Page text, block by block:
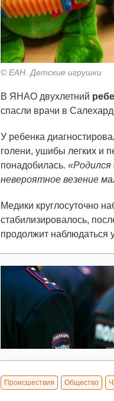
© ЕАН. Детские игрушки
В ЯНАО двухлетний
спасли врачи в
У ребенка
голени, ушибы легких и
понадобилась. «Родился
невероятное везение
Медики круглосуточно
стабилизировалось,
продолжит наблюдаться
Происшествия Общество